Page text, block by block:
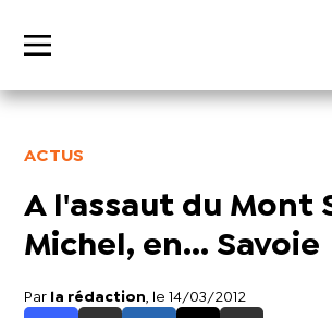
ACTUS
A l'assaut du Mont
Michel, en... Savoie
Par la rédaction , le 14/03/2012